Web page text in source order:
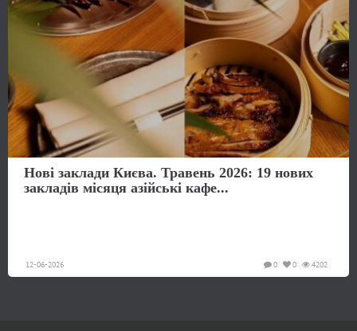
Нові заклади Києва. Травень 2026: 19 нових
закладів місяця азійські кафе...
12-06-2026 4202
0
0